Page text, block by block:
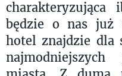
będzie o nas już
hotel znajdzie dla